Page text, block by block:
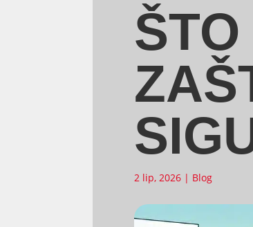
2 lip, 2026 | Blog